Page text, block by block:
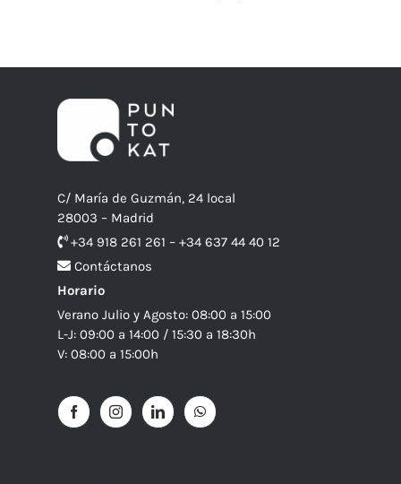
C/ María de Guzmán, 24 local
28003 – Madrid
+34 918 261 261 – +34 637 44 40 12
Contáctanos
Horario
Verano Julio y Agosto: 08:00 a 15:00
L-J: 09:00 a 14:00 / 15:30 a 18:30h
V: 08:00 a 15:00h